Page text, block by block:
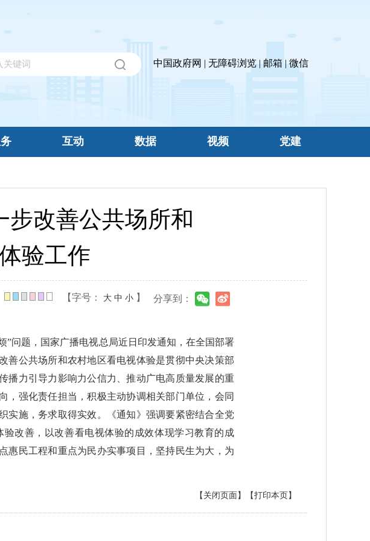
中国政府网 | 无障碍浏览|邮箱 |微信
互动 数据 视频 党建
步改善公共场所和
验工作
【字号： 大 中 小 】 分享到：
”问题，国家广播电视总局近日印发通知，在全国部署
善公共场所和农村地区看电视体验是贯彻中央决策部
播力引导力影响力公信力、推动广电高质量发展的重
，强化责任担当，积极主动协调相关部门单位，会同
实施，务求取得实效。《通知》强调要紧密结合全党
改善，以改善看电视体验的成效体现学习教育的成
惠民工程和重点为民办实事项目，坚持民生为大，为
【打印本页】
【关闭页面】